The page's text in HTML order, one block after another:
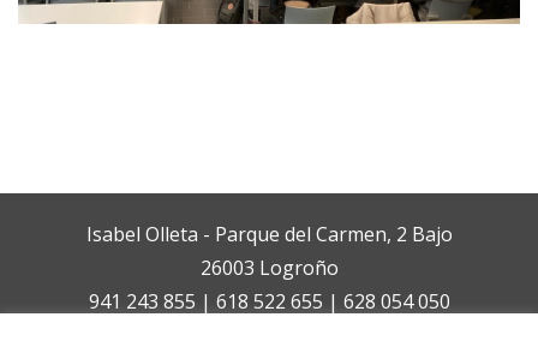
Isabel Olleta - Parque del Carmen, 2 Bajo
26003 Logroño
941 243 855 | 618 522 655 | 628 054 050